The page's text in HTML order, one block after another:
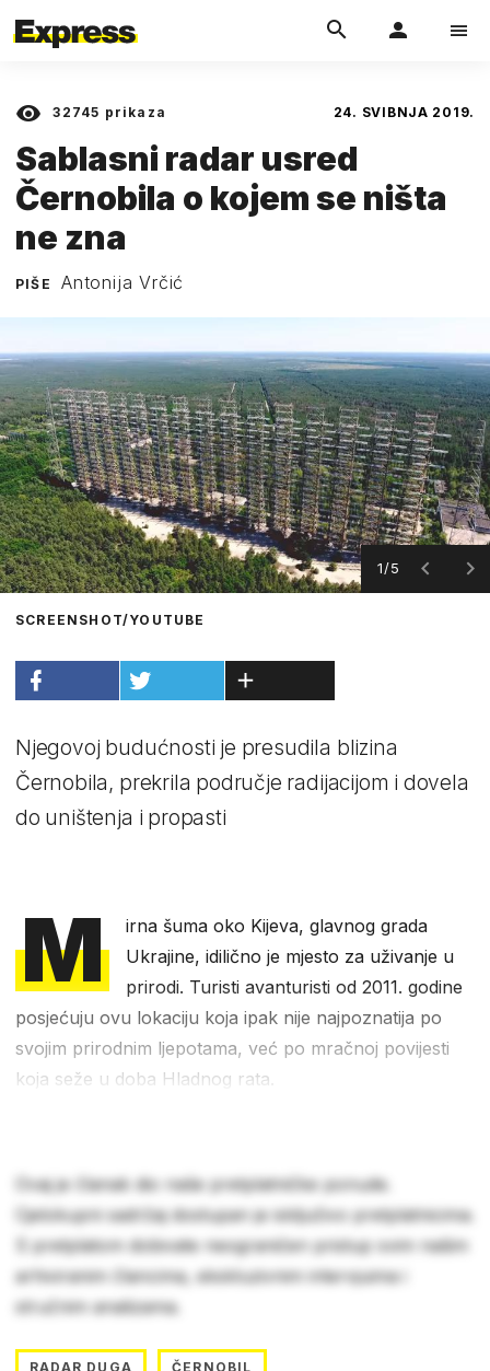
32745 prikaza 24. SVIBNJA 2019.
Sablasni radar usred
Černobila o kojem se ništa
ne zna
PIŠE Antonija Vrčić
1/5
SCREENSHOT/YOUTUBE
Njegovoj budućnosti je presudila blizina
Černobila, prekrila područje radijacijom i dovela
do uništenja i propasti
M
irna šuma oko Kijeva, glavnog grada
Ukrajine, idilično je mjesto za uživanje u
prirodi. Turisti avanturisti od 2011. godine
posjećuju ovu lokaciju koja ipak nije najpoznatija po
svojim prirodnim ljepotama, već po mračnoj povijesti
koja seže u doba Hladnog rata.
Ovaj je članak dio naše pretplatničke ponude.
Cjelokupni sadržaj dostupan je isključivo pretplatnicima.
S pretplatom dobivate neograničen pristup svim našim
arhiviranim člancima, ekskluzivnim intervjuima i
stručnim analizama.
RADAR DUGA ČERNOBIL